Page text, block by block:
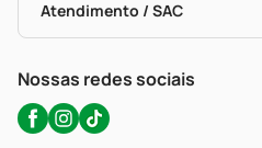
Políticas De Marketplace
Portal Da Privacidade
Atendimento / SAC
WhatsApp (47) 9202-1687
Nossas redes sociais